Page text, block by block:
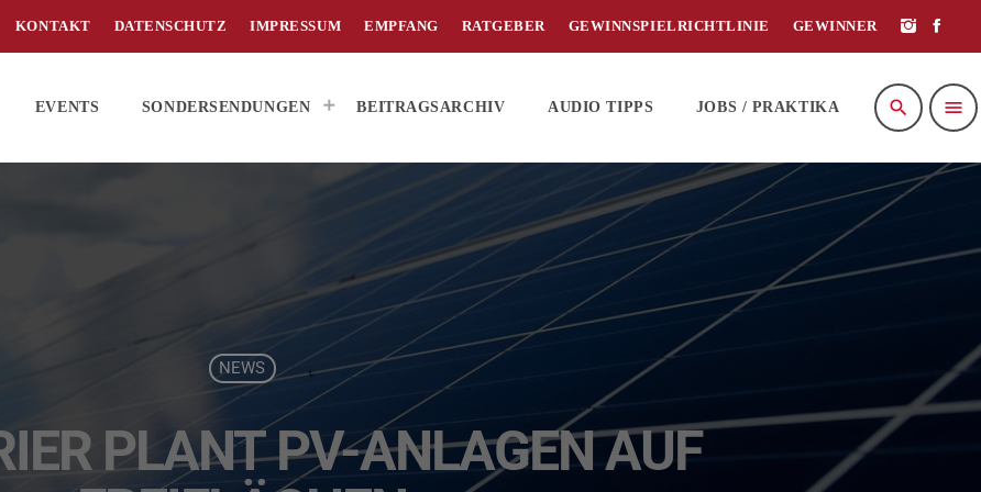
KONTAKT DATENSCHUTZ IMPRESSUM EMPFANG RATGEBER GEWINNSPIELRICHTLINIE GEWINNER
EVENTS SONDERSENDUNGEN BEITRAGSARCHIV AUDIO TIPPS JOBS / PRAKTIKA search menu
NEWS
PLANT PV-ANLAGEN AUF